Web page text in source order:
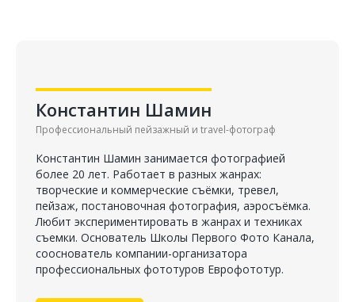
Константин Шамин
Профессиональный пейзажный и travel-фотограф
Константин Шамин занимается фотографией
более 20 лет. Работает в разных жанрах:
творческие и коммерческие съёмки, тревел,
пейзаж, постановочная фотография, аэросъёмка.
Любит экспериментировать в жанрах и техниках
съемки. Основатель Школы Первого Фото Канала,
сооснователь компании-организатора
профессиональных фототуров Еврофототур.